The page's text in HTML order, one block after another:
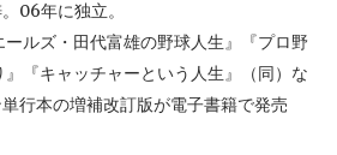
06年に独立。
ールズ・田代富雄の野球人生』『プロ野
『キャッチャーという人生』（同）な
行本の増補改訂版が電子書籍で発売